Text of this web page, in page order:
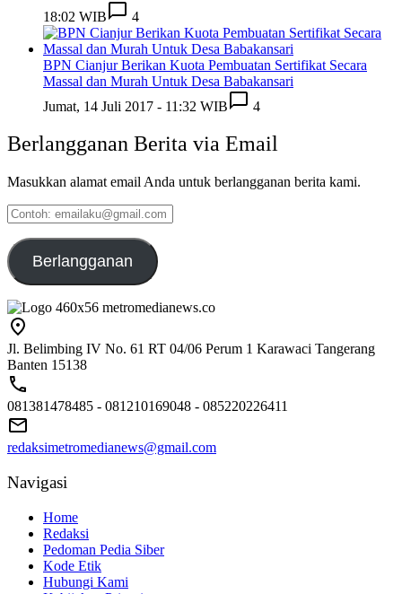
18:02 WIB
4
BPN Cianjur Berikan Kuota Pembuatan Sertifikat Secara
Massal dan Murah Untuk Desa Babakansari
Jumat, 14 Juli 2017 - 11:32 WIB
4
Berlangganan Berita via Email
Masukkan alamat email Anda untuk berlangganan berita kami.
Contoh:
emailaku@gmail.com
Berlangganan
Jl. Belimbing IV No. 61 RT 04/06 Perum 1 Karawaci Tangerang
Banten 15138
081381478485 - 081210169048 - 085220226411
redaksimetromedianews@gmail.com
Navigasi
Home
Redaksi
Pedoman Pedia Siber
Kode Etik
Hubungi Kami